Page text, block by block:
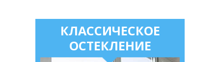
КЛАССИЧЕСКОЕ
ОСТЕКЛЕНИЕ